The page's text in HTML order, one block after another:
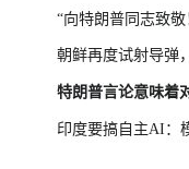
“向特朗普同志致
朝鲜再度试射导弹
特朗普言论意味着
印度要搞自主AI：